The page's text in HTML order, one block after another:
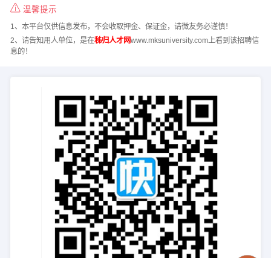
温馨提示
1、本平台仅供信息发布，不会收取押金、保证金，请微友务必谨慎！
2、请告知用人单位，是在秭归人才网www.mksuniversity.com上看到该招聘信
息的！